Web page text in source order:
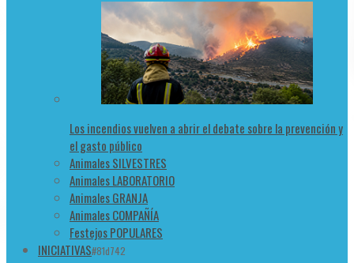
Los incendios vuelven a abrir el debate sobre la prevención y
el gasto público
Animales SILVESTRES
Animales LABORATORIO
Animales GRANJA
Animales COMPAÑÍA
Festejos POPULARES
INICIATIVAS#81d742